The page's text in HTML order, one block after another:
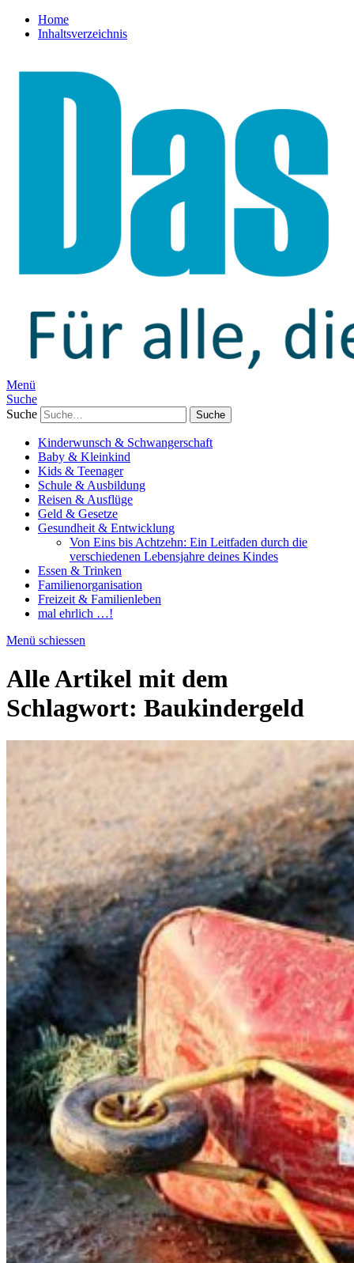
Home
Inhaltsverzeichnis
Menü
Suche
Suche
Kinderwunsch & Schwangerschaft
Baby & Kleinkind
Kids & Teenager
Schule & Ausbildung
Reisen & Ausflüge
Geld & Gesetze
Gesundheit & Entwicklung
Von Eins bis Achtzehn: Ein Leitfaden durch die
verschiedenen Lebensjahre deines Kindes
Essen & Trinken
Familienorganisation
Freizeit & Familienleben
mal ehrlich …!
Menü schiessen
Alle Artikel mit dem
Schlagwort: Baukindergeld